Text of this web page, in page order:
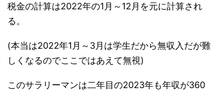
税金の計算は2022年の1月～12月を元に計算され
る。
(本当は2022年1月～3月は学生だから無収入だが難
しくなるのでここではあえて無視)
このサラリーマンは二年目の2023年も年収が360